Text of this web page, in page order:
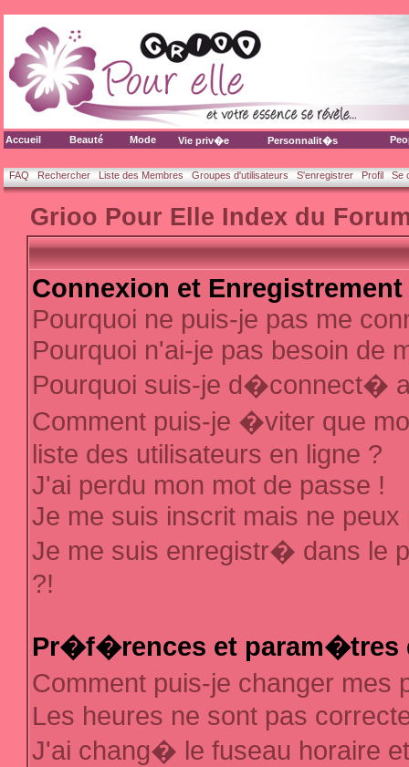
Accueil Beauté Mode Vie priv�e Personnalit�s
FAQ Rechercher Liste des Membres Groupes d'utilisateurs S'enregistrer Profil Se
Grioo Pour Elle Index du
Connexion et Enregistrement
Pourquoi ne puis-je pas me
Pourquoi n'ai-je pas besoin de
Pourquoi suis-je d�connect�
Comment puis-je �viter que
liste des utilisateurs en ligne ?
J'ai perdu mon mot de passe !
Je me suis inscrit mais ne
Je me suis enregistr� dans le
?!
Pr�f�rences et param�tres
Comment puis-je changer
Les heures ne sont pas
J'ai chang� le fuseau horaire